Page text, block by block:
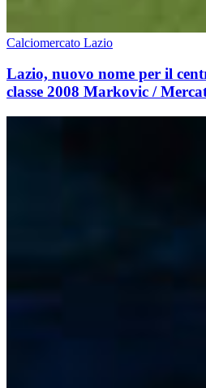
Calciomercato Lazio
Lazio, nuovo nome per il
classe 2008 Markovic /